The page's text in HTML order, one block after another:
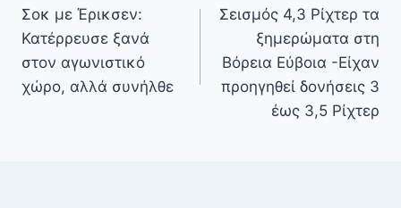
άρθρων
Σοκ με Έρικσεν:
Κατέρρευσε ξανά
στον αγωνιστικό
χώρο, αλλά συνήλθε
Σεισμός 4,3 Ρίχτερ τα
ξημερώματα στη
Βόρεια Εύβοια -Είχαν
προηγηθεί δονήσεις 3
έως 3,5 Ρίχτερ